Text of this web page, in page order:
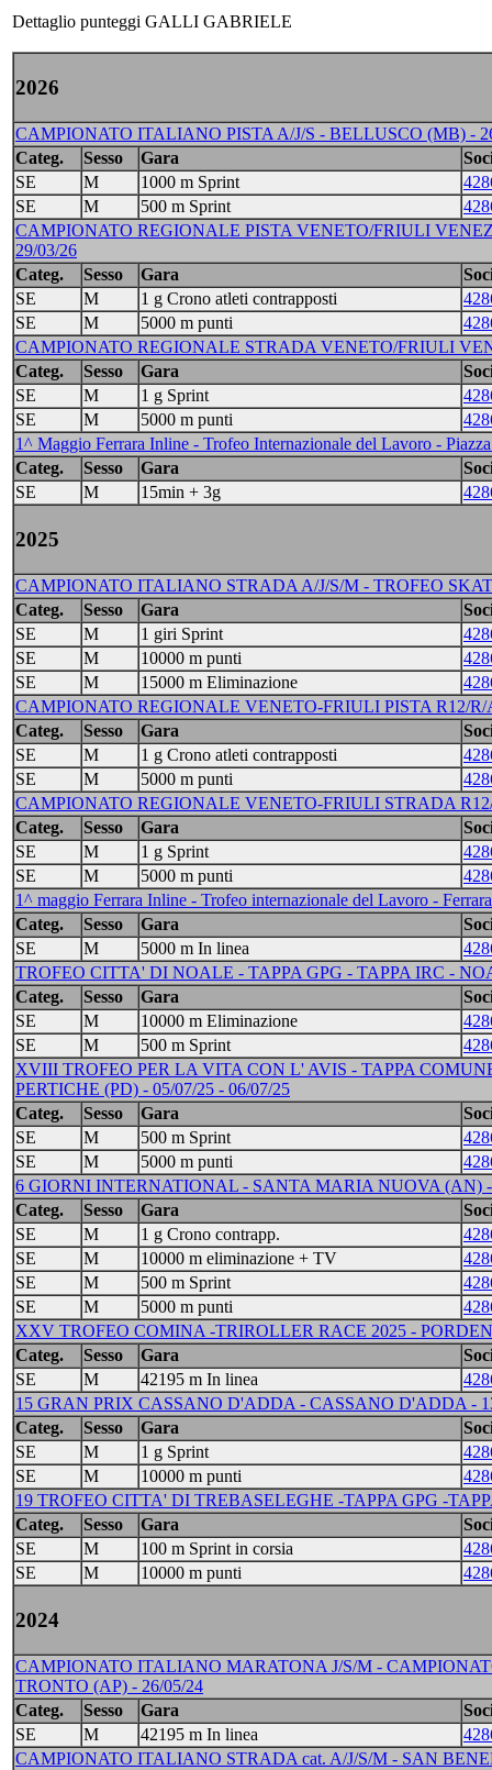
Dettaglio punteggi GALLI GABRIELE
2026
CAMPIONATO ITALIANO PISTA A/J/S - BELLUSCO (MB) -
Categ.
Sesso Gara
SE
M 1000 m Sprint
SE
M 500 m Sprint
CAMPIONATO REGIONALE PISTA VENETO/FRIULI
29/03/26
Categ.
Sesso Gara
SE
M 1 g Crono atleti contrapposti
SE
M 5000 m punti
CAMPIONATO REGIONALE STRADA VENETO/FRIULI
Categ.
Sesso Gara
SE
M 1 g Sprint
SE
M 5000 m punti
1^ Maggio Ferrara Inline - Trofeo Internazionale del Lavoro -
Categ.
Sesso Gara
SE
M 15min + 3g
2025
CAMPIONATO ITALIANO STRADA A/J/S/M - TROFEO
Categ.
Sesso Gara
SE
M 1 giri Sprint
SE
M 10000 m punti
SE
M 15000 m Eliminazione
CAMPIONATO REGIONALE VENETO-FRIULI PISTA R12/
Categ.
Sesso Gara
SE
M 1 g Crono atleti contrapposti
SE
M 5000 m punti
CAMPIONATO REGIONALE VENETO-FRIULI STRADA
Categ.
Sesso Gara
SE
M 1 g Sprint
SE
M 5000 m punti
1^ maggio Ferrara Inline - Trofeo internazionale del Lavoro -
Categ.
Sesso Gara
SE
M 5000 m In linea
TROFEO CITTA' DI NOALE - TAPPA GPG - TAPPA IRC -
Categ.
Sesso Gara
SE
M 10000 m Eliminazione
SE
M 500 m Sprint
XVIII TROFEO PER LA VITA CON L' AVIS - TAPPA
PERTICHE (PD) - 05/07/25 - 06/07/25
Categ.
Sesso Gara
SE
M 500 m Sprint
SE
M 5000 m punti
6 GIORNI INTERNATIONAL - SANTA MARIA NUOVA (AN) -
Categ.
Sesso Gara
SE
M 1 g Crono contrapp.
SE
M 10000 m eliminazione + TV
SE
M 500 m Sprint
SE
M 5000 m punti
XXV TROFEO COMINA -TRIROLLER RACE 2025 -
Categ.
Sesso Gara
SE
M 42195 m In linea
15 GRAN PRIX CASSANO D'ADDA - CASSANO D'ADDA -
Categ.
Sesso Gara
SE
M 1 g Sprint
SE
M 10000 m punti
19 TROFEO CITTA' DI TREBASELEGHE -TAPPA GPG -
Categ.
Sesso Gara
SE
M 100 m Sprint in corsia
SE
M 10000 m punti
2024
CAMPIONATO ITALIANO MARATONA J/S/M -
TRONTO (AP) - 26/05/24
Categ.
Sesso Gara
SE
M 42195 m In linea
CAMPIONATO ITALIANO STRADA cat. A/J/S/M - SAN